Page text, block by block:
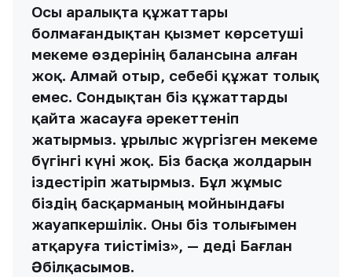
Осы аралықта құжаттары
болмағандықтан қызмет көрсетуші
мекеме өздерінің балансына алған
жоқ. Алмай отыр, себебі құжат толық
емес. Сондықтан біз құжаттарды
қайта жасауға әрекеттеніп
жатырмыз. Құрылыс жүргізген мекеме
бүгінгі күні жоқ. Біз басқа жолдарын
іздестіріп жатырмыз. Бұл жұмыс
біздің басқарманың мойнындағы
жауапкершілік. Оны біз толығымен
атқаруға тиістіміз», — деді Бағлан
Әбілқасымов.